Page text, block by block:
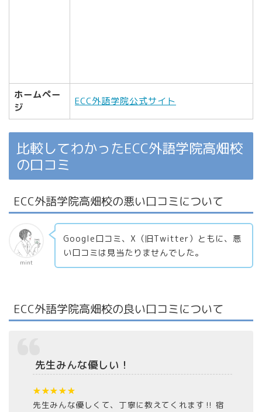
ホームペー
ジ
ECC外語学院公式サイト
比較してわかったECC外語学院高畑校
の口コミ
ECC外語学院高畑校の悪い口コミについて
mint
Google口コミ、X（旧Twitter）ともに、悪
い口コミは見当たりませんでした。
ECC外語学院高畑校の良い口コミについて
先生みんな優しい！
★★★★★
先生みんな優しくて、丁寧に教えてくれます‼ 宿